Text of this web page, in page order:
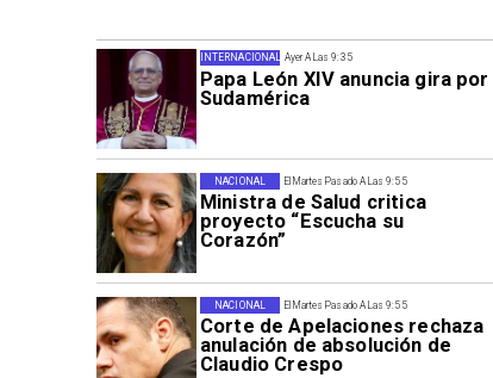
Ayer A Las 9:35
Papa León XIV anuncia gira por
Sudamérica
INTERNACIONAL
El Martes Pasado A Las 9:55
Ministra de Salud critica
proyecto “Escucha su
Corazón”
NACIONAL
El Martes Pasado A Las 9:55
Corte de Apelaciones rechaza
anulación de absolución de
Claudio Crespo
NACIONAL